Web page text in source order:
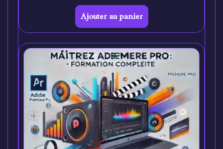
Ajouter au panier